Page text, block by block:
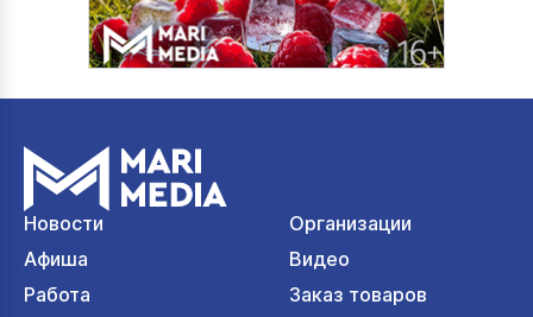
Новости
Организации
Афиша
Видео
Работа
Заказ товаров